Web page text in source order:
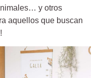
y otros
aquellos que buscan